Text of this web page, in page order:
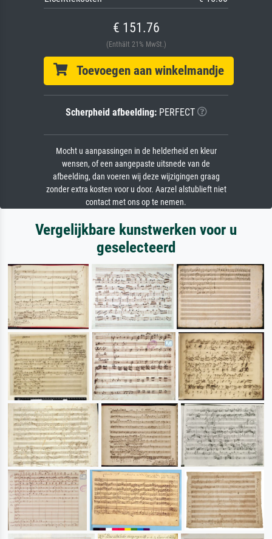
€ 151.76
(Enthält 21% MwSt.)
Toevoegen aan winkelmandje
Scherpheid afbeelding:PERFECT
Mocht u aanpassingen in de helderheid en kleur
wensen, of een aangepaste uitsnede van de
afbeelding, dan voeren wij deze wijzigingen graag
zonder extra kosten voor u door. Aarzel alstublieft niet
contact met ons op te nemen.
Vergelijkbare kunstwerken voor u
geselecteerd